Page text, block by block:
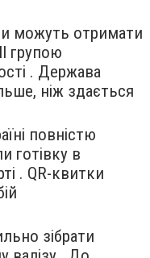
можуть отримати
групою
. Держава
ніж здається
повністю
готівку в
. QR-квитки
зібрати